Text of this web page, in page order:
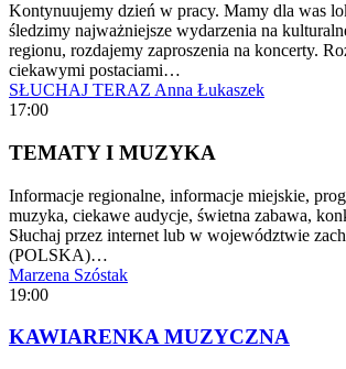
Kontynuujemy dzień w pracy. Mamy dla was
śledzimy najważniejsze wydarzenia na
regionu, rozdajemy zaproszenia na koncerty.
ciekawymi postaciami…
SŁUCHAJ TERAZ Anna Łukaszek
17:00
TEMATY I MUZYKA
Informacje regionalne, informacje miejskie,
muzyka, ciekawe audycje, świetna zabawa,
Słuchaj przez internet lub w województwie
(POLSKA)…
Marzena Szóstak
19:00
KAWIARENKA MUZYCZNA